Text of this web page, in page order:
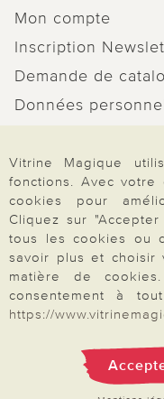
Mon compte
Inscription
Demande de
Données
Rétractation
Paiement &
Vitrine Magique
fonctions. Avec votre
cookies pour
Cliquez sur
tous les cookies ou
savoir plus et choisir
matière de
consentement à
https://